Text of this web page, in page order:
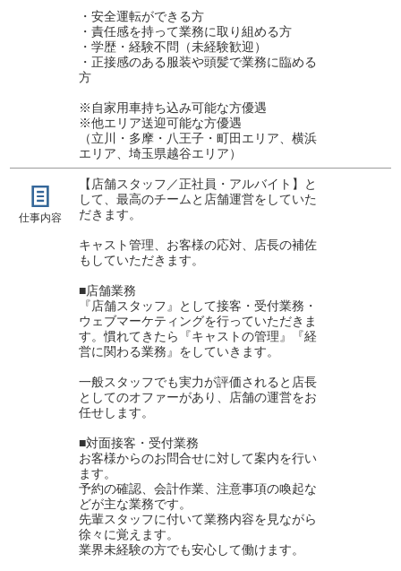
・安全運転ができる方
・責任感を持って業務に取り組める方
・学歴・経験不問（未経験歓迎）
・正接感のある服装や頭髪で業務に臨める
方
※自家用車持ち込み可能な方優遇
※他エリア送迎可能な方優遇
（立川・多摩・八王子・町田エリア、横浜
エリア、埼玉県越谷エリア）
仕事内容
【店舗スタッフ／正社員・アルバイト】と
して、最高のチームと店舗運営をしていた
だきます。
キャスト管理、お客様の応対、店長の補佐
もしていただきます。
■店舗業務
『店舗スタッフ』として接客・受付業務・
ウェブマーケティングを行っていただきま
す。慣れてきたら『キャストの管理』『経
営に関わる業務』をしていきます。
一般スタッフでも実力が評価されると店長
としてのオファーがあり、店舗の運営をお
任せします。
■対面接客・受付業務
お客様からのお問合せに対して案内を行い
ます。
予約の確認、会計作業、注意事項の喚起な
どが主な業務です。
先輩スタッフに付いて業務内容を見ながら
徐々に覚えます。
業界未経験の方でも安心して働けます。